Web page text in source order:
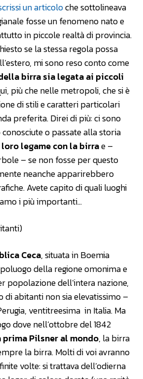
un articoloche sottolineava
fosse un fenomeno nato e
in piccole realtà di provincia.
se la stessa regola possa
mi sono reso conto come
birra sia legata ai piccoli
più che nelle metropoli, che si è
di stili e caratteri particolari
preferita. Direi di più: ci sono
o passate alla storia
legame con la birrae –
– se non fosse per questo
neanche apparirebbero
Avete capito di quali luoghi
i più importanti…
Ceca, situata in Boemia
della regione omonima e
popolazione dell’intera nazione,
di abitanti non sia elevatissimo –
ventitreesima in Italia. Ma
dove nell’ottobre del 1842
prima Pilsner al mondo, la birra
la birra. Molti di voi avranno
volte: si trattava dell’odierna